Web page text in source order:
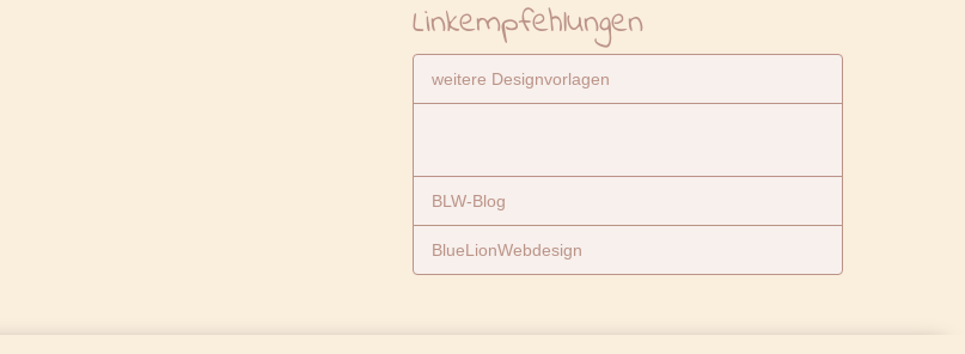
Linkempfehlungen
weitere Designvorlagen
BLW-Blog
BlueLionWebdesign